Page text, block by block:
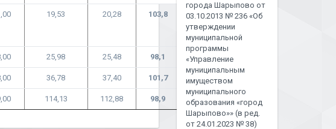
19,53 20,28 103,8
25,98 25,48 98,1
36,78 37,40 101,7
114,13 112,88 98,9
города Шарыпово от
03.10.2013 № 236 «Об
утверждении
муниципальной
программы
«Управление
муниципальным
имуществом
муниципального
образования «город
Шарыпово»» (в ред.
от 24.01.2023 № 38)